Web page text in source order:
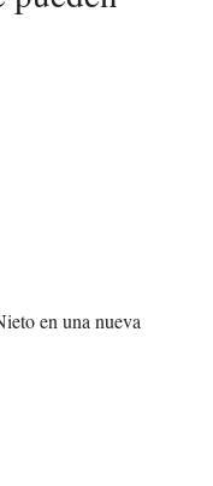
en una nueva